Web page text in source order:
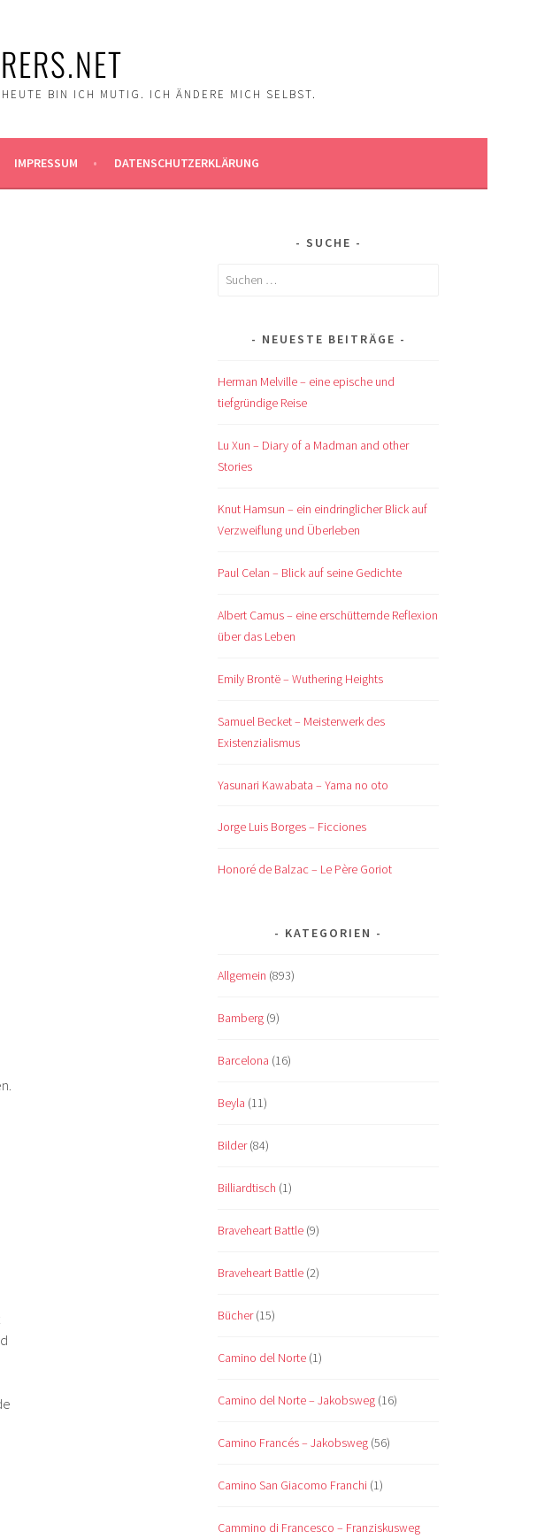
BIN ICH MUTIG. ICH ÄNDERE MICH SELBST.
IMPRESSUM DATENSCHUTZERKLÄRUNG
SUCHE
Suchen
NEUESTE BEITRÄGE
Herman Melville – eine epische und
tiefgründige Reise
Lu Xun – Diary of a Madman and other
Stories
Knut Hamsun – ein eindringlicher Blick auf
Verzweiflung und Überleben
Paul Celan – Blick auf seine Gedichte
Albert Camus – eine erschütternde Reflexion
über das Leben
Emily Brontë – Wuthering Heights
Samuel Becket – Meisterwerk des
Existenzialismus
Yasunari Kawabata – Yama no oto
Jorge Luis Borges – Ficciones
Honoré de Balzac – Le Père Goriot
KATEGORIEN
Allgemein (893)
Bamberg (9)
Barcelona (16)
Beyla (11)
Bilder(84)
Billiardtisch (1)
Braveheart Battle (9)
Braveheart Battle (2)
Bücher(15)
Camino del Norte (1)
Camino del Norte – Jakobsweg (16)
Camino Francés – Jakobsweg (56)
Camino San Giacomo Franchi (1)
Cammino di Francesco – Franziskusweg